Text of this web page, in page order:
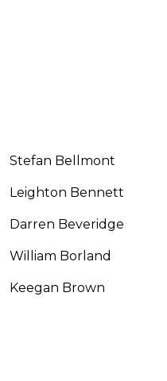
Stefan Bellmont
Leighton Bennett
Darren Beveridge
William Borland
Keegan Brown